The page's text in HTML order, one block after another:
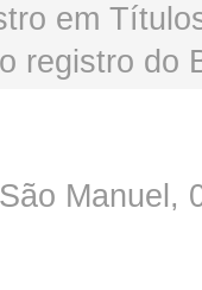
em
registro do
São Manuel,